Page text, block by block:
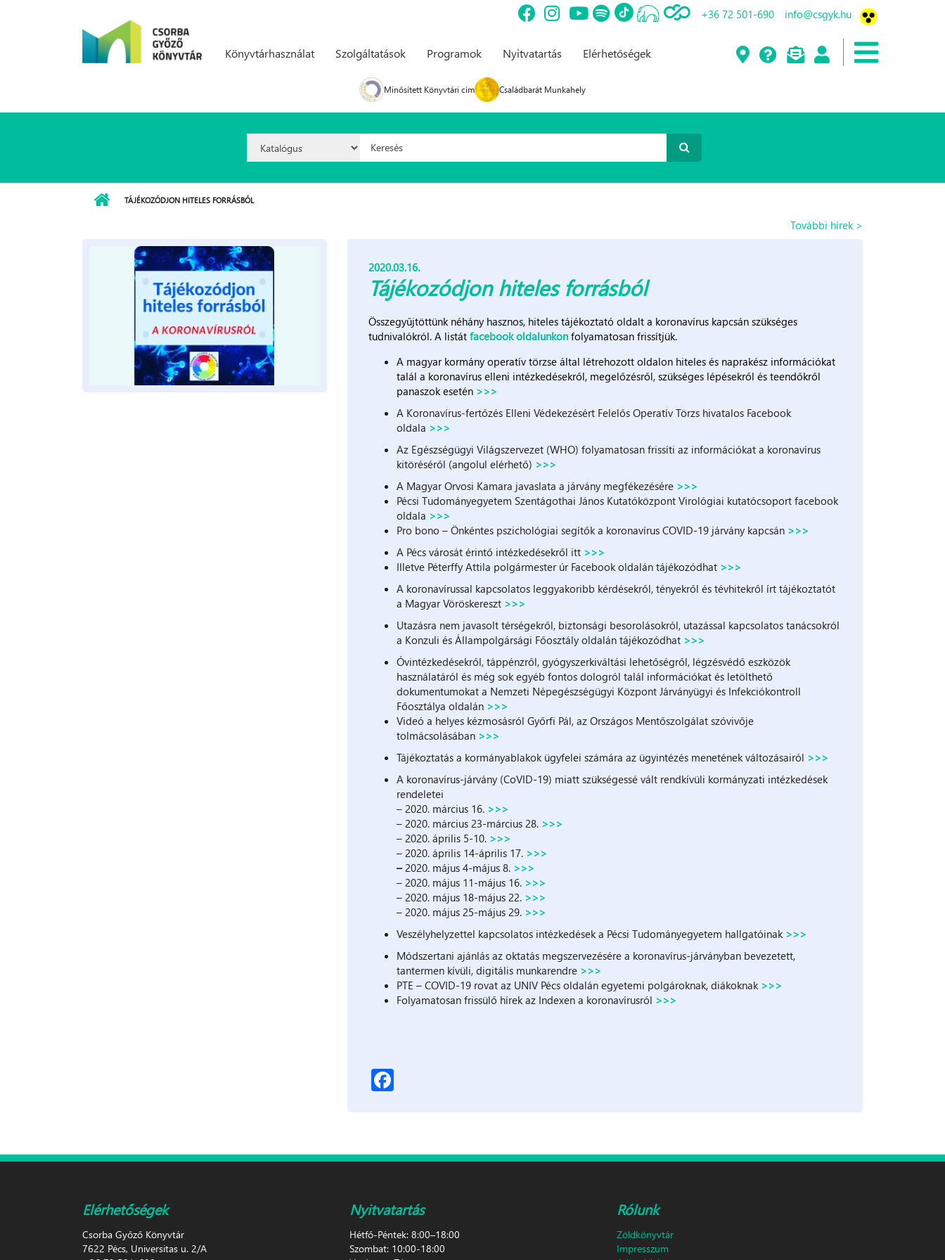
+36 72 501-690 info@csgyk.hu
Könyvtárhasználat Szolgáltatások Programok Nyitvatartás Elérhetőségek
Minősített Könyvtári cím Családbarát Munkahely
Option:
Keresés űrlap
TÁJÉKOZÓDJON HITELES FORRÁSBÓL
További hírek >
2020.03.16.
Tájékozódjon hiteles forrásból
Összegyűjtöttünk néhány hasznos, hiteles tájékoztató oldalt a koronavírus kapcsán szükséges
tudnivalókról. A listátfacebook oldalunkon folyamatosan frissítjük.
A magyar kormány operatív törzse által létrehozott oldalon hiteles és naprakész információkat
talál a koronavírus elleni intézkedésekről, megelőzésről, szükséges lépésekről és teendőkről
panaszok esetén >>>
A Koronavírus-fertőzés Elleni Védekezésért Felelős Operatív Törzs hivatalos Facebook
oldala >>>
Az Egészségügyi Világszervezet (WHO) folyamatosan frissíti az információkat a koronavírus
kitöréséről (angolul elérhető) >>>
A Magyar Orvosi Kamara javaslata a járvány megfékezésére >>>
Pécsi Tudományegyetem Szentágothai János Kutatóközpont Virológiai kutatócsoport facebook
oldala >>>
Pro bono – Önkéntes pszichológiai segítők a koronavírus COVID-19 járvány kapcsán >>>
A Pécs városát érintő intézkedésekről itt >>>
Illetve Péterffy Attila polgármester úr Facebook oldalán tájékozódhat >>>
A koronavírussal kapcsolatos leggyakoribb kérdésekről, tényekről és tévhitekről írt tájékoztatót
a Magyar Vöröskereszt >>>
Utazásra nem javasolt térségekről, biztonsági besorolásokról, utazással kapcsolatos tanácsokról
a Konzuli és Állampolgársági Főosztály oldalán tájékozódhat >>>
Óvintézkedésekről, táppénzről, gyógyszerkiváltási lehetőségről, légzésvédő eszközök
használatáról és még sok egyéb fontos dologról talál információkat és letölthető
dokumentumokat a Nemzeti Népegészségügyi Központ Járványügyi és Infekciókontroll
Főosztálya oldalán >>>
Videó a helyes kézmosásról Győrfi Pál, az Országos Mentőszolgálat szóvivője
tolmácsolásában >>>
Tájékoztatás a kormányablakok ügyfelei számára az ügyintézés menetének változásairól >>>
A koronavírus-járvány (CoVID-19) miatt szükségessé vált rendkívüli kormányzati intézkedések
rendeletei
– 2020. március 16. >>>
– 2020. március 23-március 28. >>>
– 2020. április 5-10. >>>
– 2020. április 14-április 17. >>>
– 2020. május 4-május 8. >>>
– 2020. május 11-május 16. >>>
– 2020. május 18-május 22. >>>
– 2020. május 25-május 29. >>>
Veszélyhelyzettel kapcsolatos intézkedések a Pécsi Tudományegyetem hallgatóinak >>>
Módszertani ajánlás az oktatás megszervezésére a koronavírus-járványban bevezetett,
tantermen kívüli, digitális munkarendre >>>
PTE – COVID-19 rovat az UNIV Pécs oldalán egyetemi polgároknak, diákoknak >>>
Folyamatosan frissülő hírek az Indexen a koronavírusról >>>
Elérhetőségek
Csorba Győző Könyvtár
7622 Pécs, Universitas u. 2/A
Nyitvatartás
Hétfő-Péntek: 8:00–18:00
Szombat: 10:00-18:00
Rólunk
Zöldkönyvtár
Impresszum